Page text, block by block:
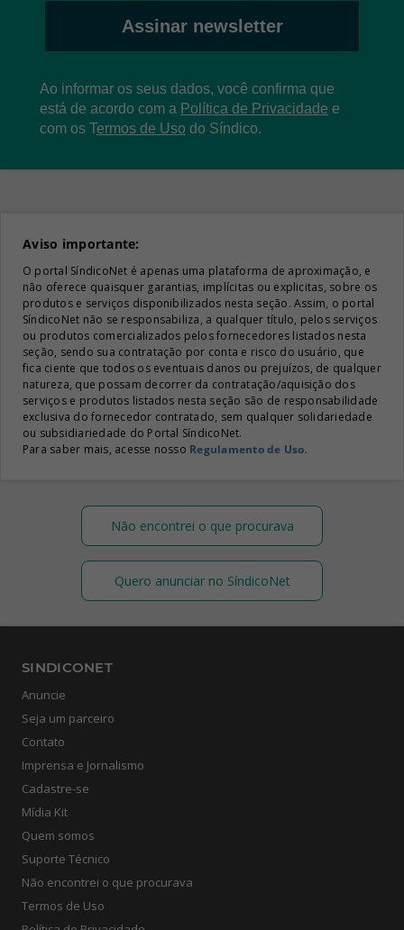
Assinar newsletter
Ao informar os seus dados, você confirma que
está de acordo com a Política de Privacidade e
com os Termos de Uso do Síndico.
Aviso importante:
O portal SíndicoNet é apenas uma plataforma de aproximação, e
não oferece quaisquer garantias, implícitas ou explicitas, sobre os
produtos e serviços disponibilizados nesta seção. Assim, o portal
SíndicoNet não se responsabiliza, a qualquer título, pelos serviços
ou produtos comercializados pelos fornecedores listados nesta
seção, sendo sua contratação por conta e risco do usuário, que
fica ciente que todos os eventuais danos ou prejuízos, de qualquer
natureza, que possam decorrer da contratação/aquisição dos
serviços e produtos listados nesta seção são de responsabilidade
exclusiva do fornecedor contratado, sem qualquer solidariedade
ou subsidiariedade do Portal SíndicoNet.
Para saber mais, acesse nosso Regulamento de Uso.
Não encontrei o que procurava
Quero anunciar no SíndicoNet
SINDICONET
Anuncie
Seja um parceiro
Contato
Imprensa e Jornalismo
Cadastre-se
Mídia Kit
Quem somos
Suporte Técnico
Não encontrei o que procurava
Termos de Uso